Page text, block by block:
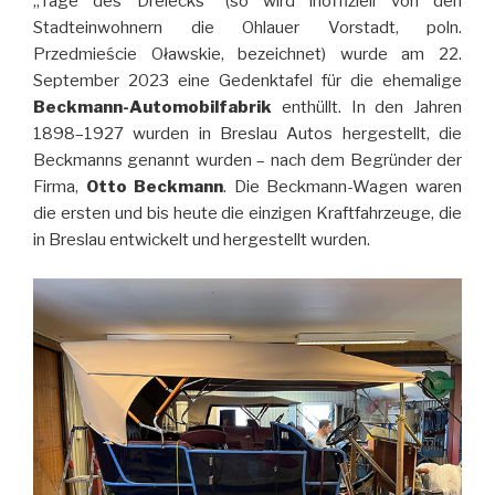
Stadteinwohnern die Ohlauer Vorstadt, poln.
Przedmieście Oławskie, bezeichnet) wurde am 22.
September 2023 eine Gedenktafel für die ehemalige
Beckmann-Automobilfabrik enthüllt. In den Jahren
1898–1927 wurden in Breslau Autos hergestellt, die
Beckmanns genannt wurden – nach dem Begründer der
Firma, Otto Beckmann. Die Beckmann-Wagen waren
die ersten und bis heute die einzigen Kraftfahrzeuge, die
in Breslau entwickelt und hergestellt wurden.